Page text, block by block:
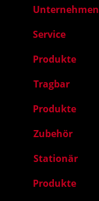
Unternehmen
Service
Produkte
Tragbar
Produkte
Zubehör
Stationär
Produkte